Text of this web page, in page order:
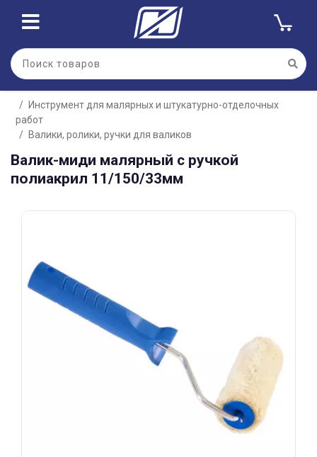
Инструмент для малярных и штукатурно-отделочных
работ
Валики, ролики, ручки для валиков
Валик-миди малярный с ручкой
полиакрил 11/150/33мм
Для клиентов всех банков
Разбейте
оплатуна части
без переплат
Сегодня
25
Добавляйте товары
Оплачивайте сегодня только